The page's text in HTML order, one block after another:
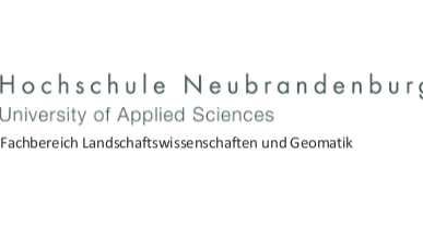
Fachbereich Landschaftswissenschaften und Geomatik